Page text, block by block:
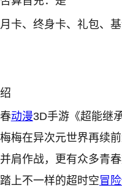
月卡、终身卡、礼包、
动漫3D手游《超能继
梅在异次元世界再续
肩作战，更有众多青
上不一样的超时空冒险